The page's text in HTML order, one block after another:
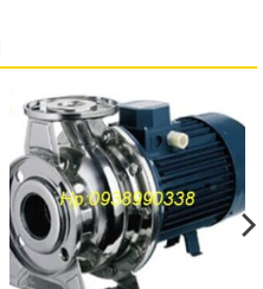
copco
1089057520
1089057578
1089057528
1089057551